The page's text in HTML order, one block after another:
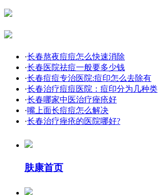
·长春熬夜痘痘怎么快速消除
·长春医院祛痘一般要多少钱
·长春痘痘专治医院:痘印怎么去除有
·长春治疗痘痘医院：痘印分为几种类
·长春哪家中医治疗痤疮好
·嘴上面长痘痘怎么解决
·长春治疗痤疮的医院哪好?
肤康首页